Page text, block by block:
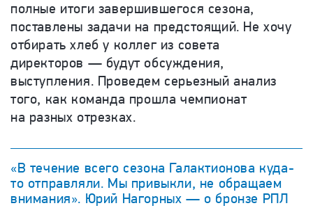
полные итоги завершившегося сезона,
поставлены задачи на предстоящий. Не хочу
отбирать хлеб у коллег из совета
директоров — будут обсуждения,
выступления. Проведем серьезный анализ
того, как команда прошла чемпионат
на разных отрезках.
«В течение всего сезона Галактионова куда-
то отправляли. Мы привыкли, не обращаем
внимания». Юрий Нагорных — о бронзе РПЛ